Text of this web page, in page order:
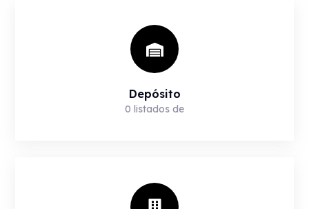
Depósito
0 listados de